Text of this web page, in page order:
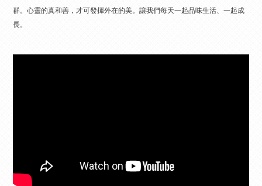
群。心靈的真和善，才可發揮外在的美。讓我們每天一起品味生活、一起成
長。